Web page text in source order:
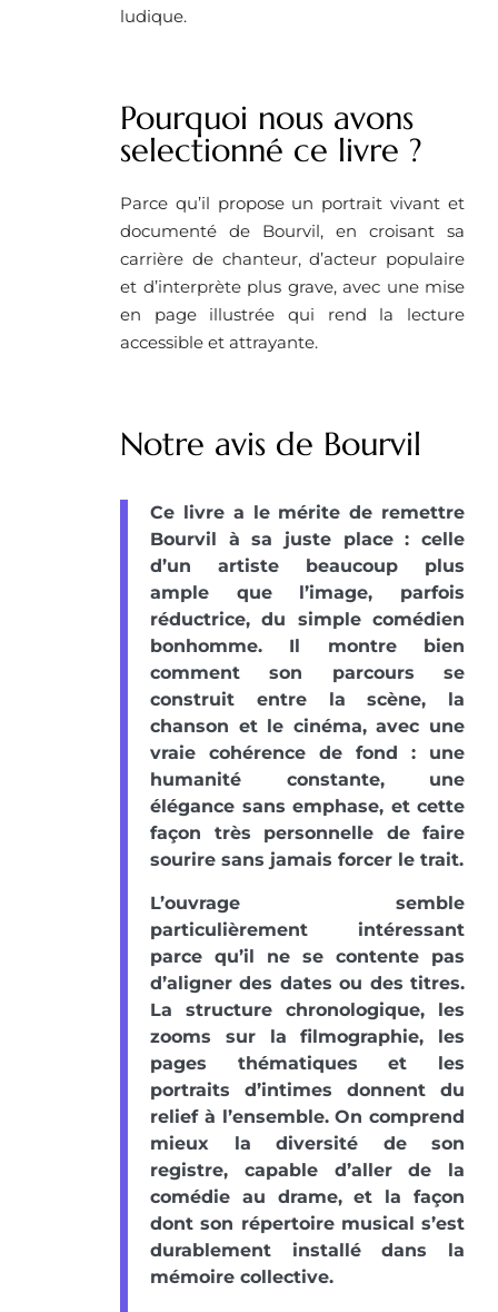
ludique.
Pourquoi nous avons
selectionné ce livre ?
Parce qu’il propose un portrait vivant et
documenté de Bourvil, en croisant sa
carrière de chanteur, d’acteur populaire
et d’interprète plus grave, avec une mise
en page illustrée qui rend la lecture
accessible et attrayante.
Notre avis de Bourvil
Ce livre a le mérite de remettre
Bourvil à sa juste place : celle
d’un artiste beaucoup plus
ample que l’image, parfois
réductrice, du simple comédien
bonhomme. Il montre bien
comment son parcours se
construit entre la scène, la
chanson et le cinéma, avec une
vraie cohérence de fond : une
humanité constante, une
élégance sans emphase, et cette
façon très personnelle de faire
sourire sans jamais forcer le trait.
L’ouvrage semble
particulièrement intéressant
parce qu’il ne se contente pas
d’aligner des dates ou des titres.
La structure chronologique, les
zooms sur la filmographie, les
pages thématiques et les
portraits d’intimes donnent du
relief à l’ensemble. On comprend
mieux la diversité de son
registre, capable d’aller de la
comédie au drame, et la façon
dont son répertoire musical s’est
durablement installé dans la
mémoire collective.